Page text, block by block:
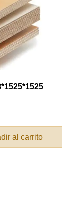
al carrito